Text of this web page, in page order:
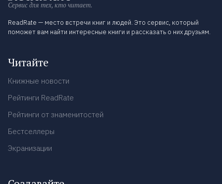
Сервис для тех, кто читает.
ReadRate — место встречи книг и людей. Это сервис, который
поможет вам найти интересные книги и рассказать о них друзьям.
Читайте
Книжные новости
Рейтинги ReadRate
Рейтинги от знаменитостей
Бестселлеры
Экранизации